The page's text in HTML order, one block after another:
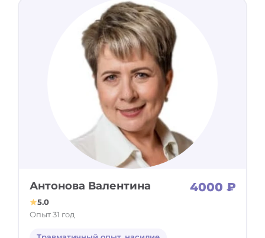
Антонова Валентина 4000 ₽
5.0
Опыт 31 год